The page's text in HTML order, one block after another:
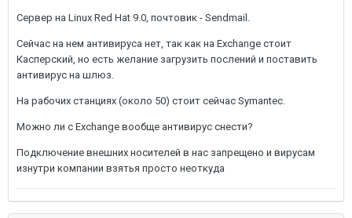
Сервер на Linux Red Hat 9.0, почтовик - Sendmail.
Сейчас на нем антивируса нет, так как на Exchange стоит
Касперский, но есть желание загрузить послений и поставить
антивирус на шлюз.
На рабочих станциях (около 50) стоит сейчас Symantec.
Можно ли с Exchange вообще антивирус снести?
Подключение внешних носителей в нас запрещено и вирусам
изнутри компании взятья просто неоткуда